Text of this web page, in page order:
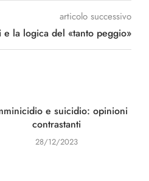
articolo successivo
e la logica del «tanto peggio»
e suicidio: opinioni
contrastanti
28/12/2023